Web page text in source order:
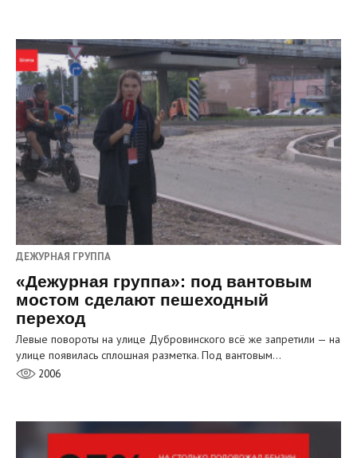
ДЕЖУРНАЯ ГРУППА
«Дежурная группа»: под вантовым
мостом сделают пешеходный
переход
Левые повороты на улице Дубровинского всё же запретили — на
улице появилась сплошная разметка. Под вантовым…
2006